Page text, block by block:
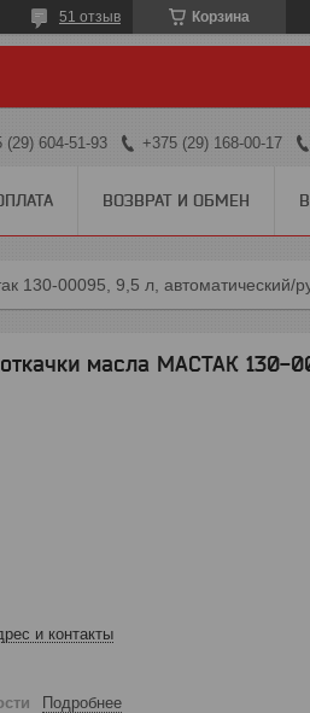
Корзина
51 отзыв
(29) 604-51-93 +375 (29) 168-00-17
ВОЗВРАТ И ОБМЕН
130-00095, 9,5 л, автоматический/
масла МАСТАК 130-
и контакты
Подробнее